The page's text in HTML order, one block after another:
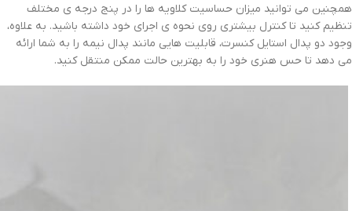
همچنین می توانید میزان حساسیت کلاویه ها را در پنج درجه ی مختلف
تنظیم کنید تا کنترل بیشتری روی نحوه ی اجرای خود داشته باشید. به علاوه،
وجود دو پدال استایل کنسرت، قابلیت هایی مانند پدال نیمه را به شما ارائه
می دهد تا حس هنری خود را به بهترین حالت ممکن منتقل کنید.